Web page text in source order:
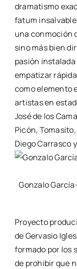
dramatismo
fatum
una conmoción
sino más bien
pasión
empatizar
como elemento
artistas en
José de los
Picón, Tomasito,
Diego Carrasco
Gonzalo
Proyecto
de Gervasio
formado por los
de prohibir que